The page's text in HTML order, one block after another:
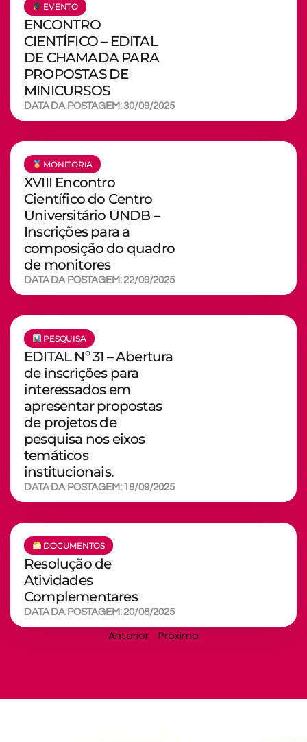
EVENTO
ENCONTRO
CIENTÍFICO – EDITAL
DE CHAMADA PARA
PROPOSTAS DE
MINICURSOS
DATA DA POSTAGEM: 30/09/2025
MONITORIA
XVIII Encontro
Científico do Centro
Universitário UNDB –
Inscrições para a
composição do quadro
de monitores
DATA DA POSTAGEM: 22/09/2025
PESQUISA
EDITAL Nº 31 – Abertura
de inscrições para
interessados em
apresentar propostas
de projetos de
pesquisa nos eixos
temáticos
institucionais.
DATA DA POSTAGEM: 18/09/2025
DOCUMENTOS
Resolução de
Atividades
Complementares
DATA DA POSTAGEM: 20/08/2025
Anterior Próximo